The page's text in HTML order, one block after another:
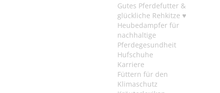
Gutes Pferdefutter &
glückliche Rehkitze ♥
Heubedampfer für
nachhaltige
Pferdegesundheit
Hufschuhe
Karriere
Füttern für den
Klimaschutz